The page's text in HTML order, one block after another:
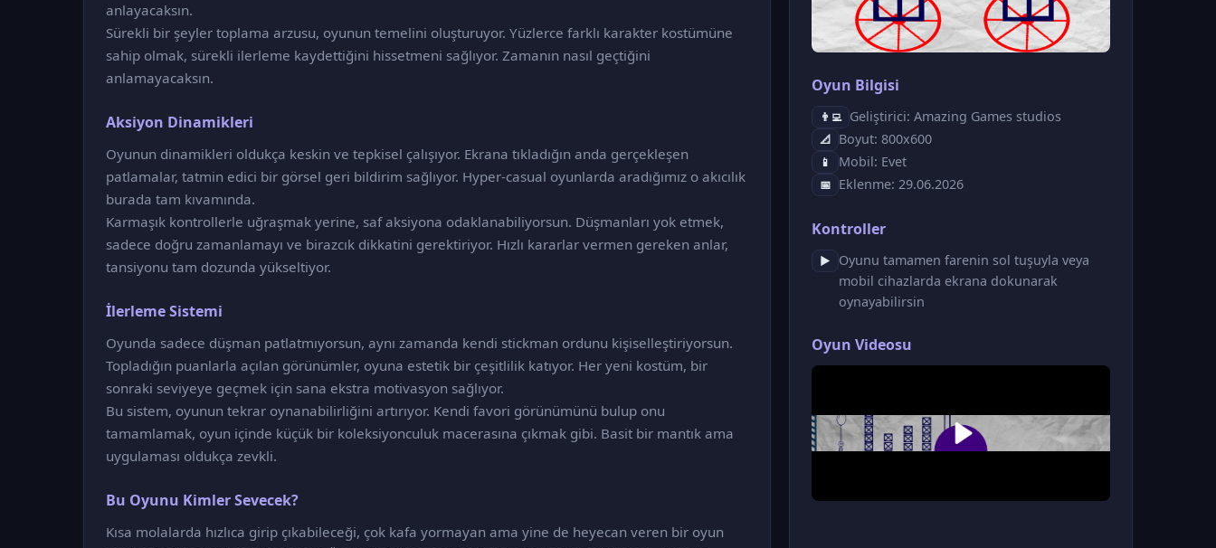
anlayacaksın.
Sürekli bir şeyler toplama arzusu, oyunun temelini oluşturuyor. Yüzlerce farklı karakter kostümüne
sahip olmak, sürekli ilerleme kaydettiğini hissetmeni sağlıyor. Zamanın nasıl geçtiğini
anlamayacaksın.
Aksiyon Dinamikleri
Oyunun dinamikleri oldukça keskin ve tepkisel çalışıyor. Ekrana tıkladığın anda gerçekleşen
patlamalar, tatmin edici bir görsel geri bildirim sağlıyor. Hyper-casual oyunlarda aradığımız o akıcılık
burada tam kıvamında.
Karmaşık kontrollerle uğraşmak yerine, saf aksiyona odaklanabiliyorsun. Düşmanları yok etmek,
sadece doğru zamanlamayı ve birazcık dikkatini gerektiriyor. Hızlı kararlar vermen gereken anlar,
tansiyonu tam dozunda yükseltiyor.
İlerleme Sistemi
Oyunda sadece düşman patlatmıyorsun, aynı zamanda kendi stickman ordunu kişiselleştiriyorsun.
Topladığın puanlarla açılan görünümler, oyuna estetik bir çeşitlilik katıyor. Her yeni kostüm, bir
sonraki seviyeye geçmek için sana ekstra motivasyon sağlıyor.
Bu sistem, oyunun tekrar oynanabilirliğini artırıyor. Kendi favori görünümünü bulup onu
tamamlamak, oyun içinde küçük bir koleksiyonculuk macerasına çıkmak gibi. Basit bir mantık ama
uygulaması oldukça zevkli.
Bu Oyunu Kimler Sevecek?
Kısa molalarda hızlıca girip çıkabileceği, çok kafa yormayan ama yine de heyecan veren bir oyun
Oyun Bilgisi
👨‍💻 Geliştirici: Amazing Games studios
📐 Boyut: 800x600
📱 Mobil: Evet
📅 Eklenme: 29.06.2026
Kontroller
▶
Oyunu tamamen farenin sol tuşuyla veya
mobil cihazlarda ekrana dokunarak
oynayabilirsin
Oyun Videosu